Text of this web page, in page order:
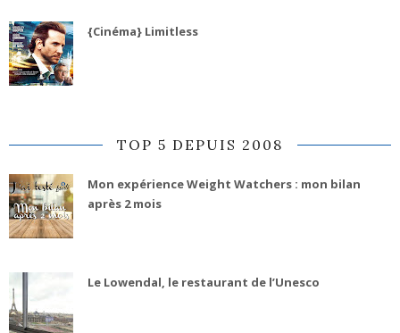
{Cinéma} Limitless
TOP 5 DEPUIS 2008
Mon expérience Weight Watchers : mon bilan
après 2 mois
Le Lowendal, le restaurant de l’Unesco